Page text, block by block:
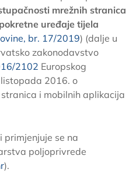
mrežnih stranica
uređaje tijela
br. 17/2019) (dalje u
zakonodavstvo
2102 Europskog
2016. o
i mobilnih aplikacija
primjenjuje se na
poljoprivrede
).